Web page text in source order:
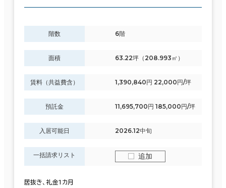
階数 6階
面積 63.22坪（208.993㎡）
賃料（共益費含） 1,390,840円 22,000円/坪
預託金 11,695,700円 185,000円/坪
入居可能日 2026.12中旬
一括請求リスト 追加
居抜き、礼金1カ月